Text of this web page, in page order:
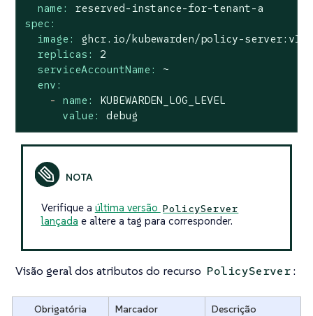
name:
reserved-instance-for-tenant-a
spec:
image:
ghcr.io/kubewarden/policy-
replicas:
2
serviceAccountName:
~
env:
-
name:
KUBEWARDEN_LOG_LEVEL
value:
debug
Verifique a última versão PolicyServer
lançada e altere a tag para corresponder.
Visão geral dos atributos do recurso PolicyServer:
Obrigatória Marcador
Descrição